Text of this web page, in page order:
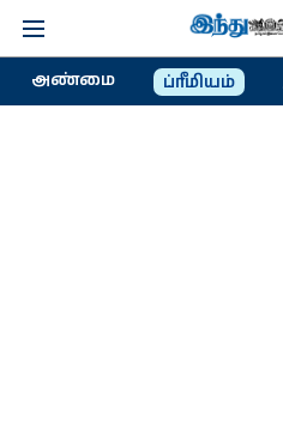
அண்மை ப்ரீமியம்